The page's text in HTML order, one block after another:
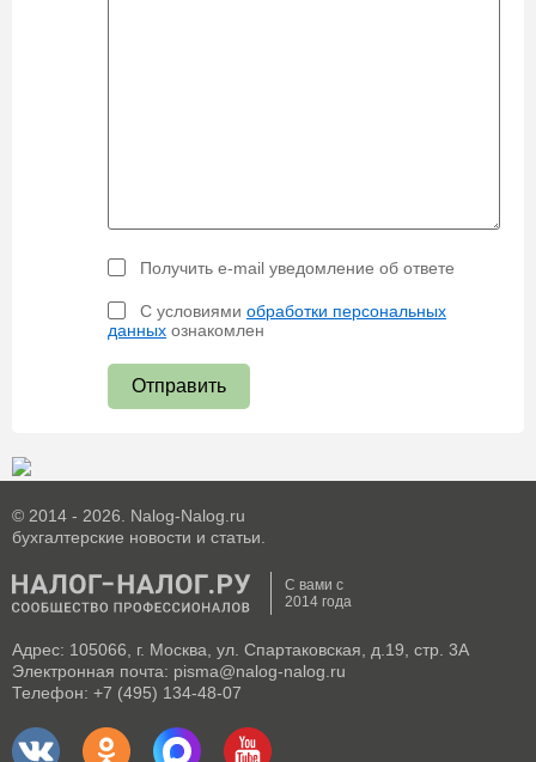
Получить e-mail уведомление об ответе
С условиями обработки персональных
данных ознакомлен
Отправить
© 2014 - 2026. Nalog-Nalog.ru
бухгалтерские новости и статьи.
С вами с
2014 года
Адрес: 105066, г. Москва, ул. Спартаковская, д.19, стр. 3А
Электронная почта: pisma@nalog-nalog.ru
Телефон: +7 (495) 134-48-07